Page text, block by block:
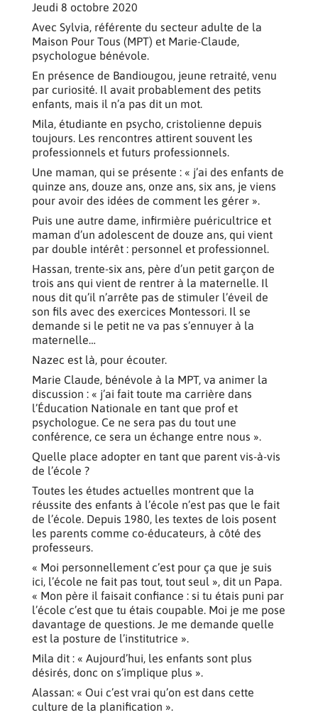
Jeudi 8 octobre 2020
Avec Sylvia, référente du secteur adulte de la
Maison Pour Tous (MPT) et Marie-Claude,
psychologue bénévole.
En présence de Bandiougou, jeune retraité, venu
par curiosité. Il avait probablement des petits
enfants, mais il n’a pas dit un mot.
Mila, étudiante en psycho, cristolienne depuis
toujours. Les rencontres attirent souvent les
professionnels et futurs professionnels.
Une maman, qui se présente : « j’ai des enfants de
quinze ans, douze ans, onze ans, six ans, je viens
pour avoir des idées de comment les gérer ».
Puis une autre dame, infirmière puéricultrice et
maman d’un adolescent de douze ans, qui vient
par double intérêt : personnel et professionnel.
Hassan, trente-six ans, père d’un petit garçon de
trois ans qui vient de rentrer à la maternelle. Il
nous dit qu’il n’arrête pas de stimuler l’éveil de
son fils avec des exercices Montessori. Il se
demande si le petit ne va pas s’ennuyer à la
maternelle…
Nazec est là, pour écouter.
Marie Claude, bénévole à la MPT, va animer la
discussion : « j’ai fait toute ma carrière dans
l’Éducation Nationale en tant que prof et
psychologue. Ce ne sera pas du tout une
conférence, ce sera un échange entre nous ».
Quelle place adopter en tant que parent vis-à-vis
de l’école ?
Toutes les études actuelles montrent que la
réussite des enfants à l’école n’est pas que le fait
de l’école. Depuis 1980, les textes de lois posent
les parents comme co-éducateurs, à côté des
professeurs.
« Moi personnellement c’est pour ça que je suis
ici, l’école ne fait pas tout, tout seul », dit un Papa.
« Mon père il faisait confiance : si tu étais puni par
l’école c’est que tu étais coupable. Moi je me pose
davantage de questions. Je me demande quelle
est la posture de l’institutrice ».
Mila dit : « Aujourd’hui, les enfants sont plus
désirés, donc on s’implique plus ».
Alassan: « Oui c’est vrai qu’on est dans cette
culture de la planification ».